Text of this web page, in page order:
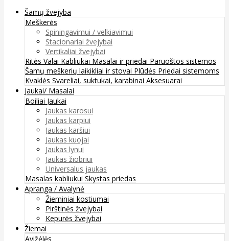
Šamų žvejyba
Meškerės
Spiningavimui / velkiavimui
Stacionariai žvejybai
Vertikaliai žvejybai
Ritės Valai Kabliukai Masalai ir priedai Paruoštos sistemos
Šamų meškerių laikikliai ir stovai Plūdės Priedai sistemoms
Kvaklės Svareliai, suktukai, karabinai Aksesuarai
Jaukai/ Masalai
Boiliai Jaukai
Jaukas karosui
Jaukas karpiui
Jaukas karšiui
Jaukas kuojai
Jaukas lynui
Jaukas žiobriui
Universalus jaukas
Masalas kabliukui Skystas priedas
Apranga / Avalynė
Žieminiai kostiumai
Pirštinės žvejybai
Kepurės žvejybai
Žiemai
Avižėlės